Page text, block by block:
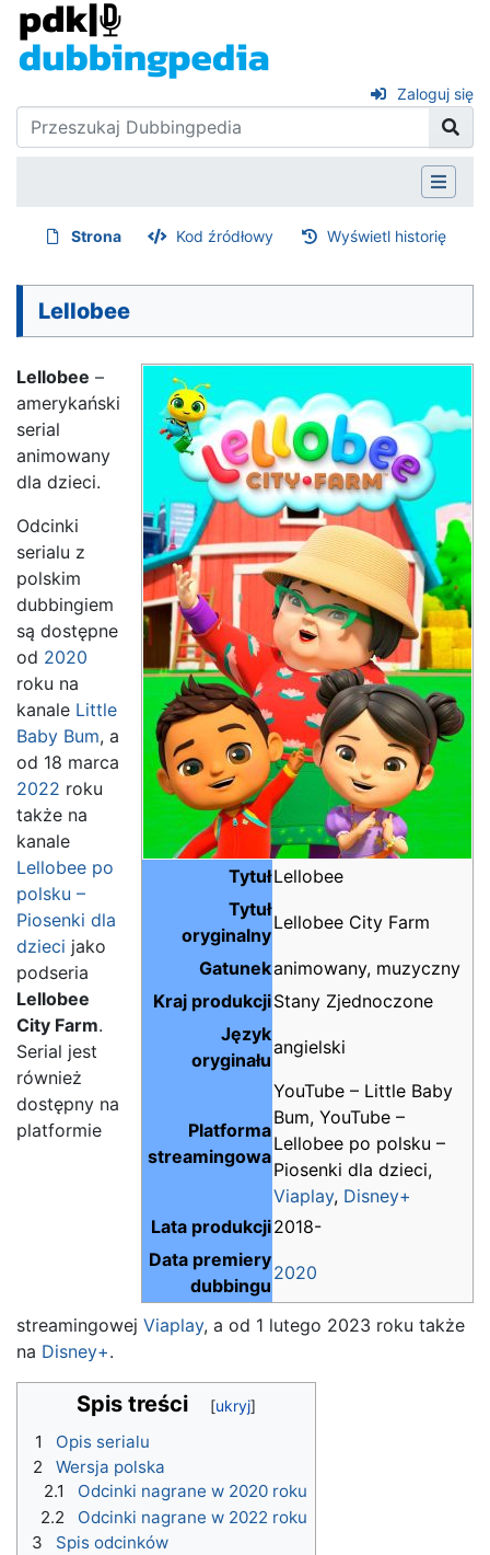
Zaloguj się
Strona Kod źródłowy Wyświetl historię
Lellobee
TytułLellobee
Tytuł
oryginalny
Lellobee City Farm
Gatunekanimowany, muzyczny
Kraj produkcjiStany Zjednoczone
Język
oryginału
angielski
Platforma
streamingowa
YouTube – Little Baby
Bum, YouTube –
Lellobee po polsku –
Piosenki dla dzieci,
Viaplay, Disney+
Lata produkcji2018-
Data premiery
dubbingu
2020
Lellobee –
amerykański
serial
animowany
dla dzieci.
Odcinki
serialu z
polskim
dubbingiem
są dostępne
od 2020
roku na
kanale Little
Baby Bum, a
od 18 marca
2022 roku
także na
kanale
Lellobee po
polsku –
Piosenki dla
dzieci jako
podseria
Lellobee
City Farm.
Serial jest
również
dostępny na
platformie
streamingowej Viaplay, a od 1 lutego 2023 roku także
na Disney+.
Spis treści
1
Opis serialu
2
Wersja polska
2.1
Odcinki nagrane w 2020 roku
2.2
Odcinki nagrane w 2022 roku
3
Spis odcinków